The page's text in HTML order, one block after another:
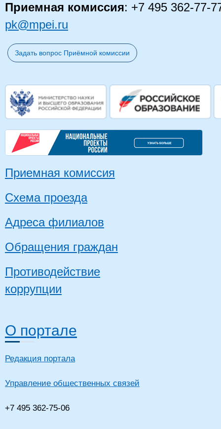
Приемная комиссия: +7 495 362-77-
pk@mpei.ru
Задать вопрос Приёмной комиссии
Приемная комиссия
Схема проезда
Адреса филиалов
Обращения граждан
Противодействие
коррупции
О портале
Редакция портала
Управление общественных связей
+7 495 362-75-06